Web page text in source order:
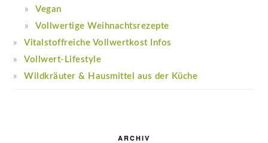
Vegan
Vollwertige Weihnachtsrezepte
Vitalstoffreiche Vollwertkost Infos
Vollwert-Lifestyle
Wildkräuter & Hausmittel aus der Küche
ARCHIV